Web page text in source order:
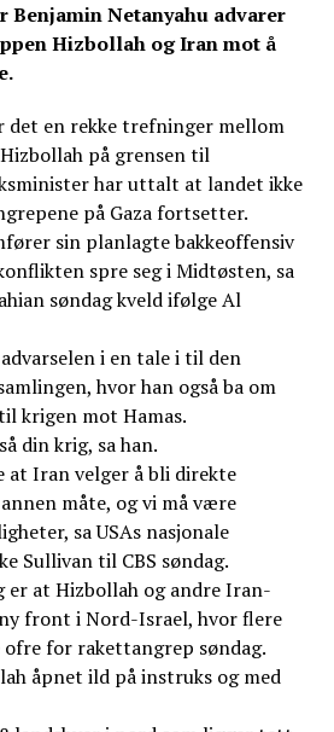
Benjamin Netanyahu advarer
Hizbollah og Iran mot å
det en rekke trefninger mellom
på grensen til
har uttalt at landet ikke
på Gaza fortsetter.
sin planlagte bakkeoffensiv
spre seg i Midtøsten, sa
søndag kveld ifølge Al
i en tale i til den
hvor han også ba om
krigen mot Hamas.
din krig, sa han.
at Iran velger å bli direkte
måte, og vi må være
sa USAs nasjonale
Sullivan til CBS søndag.
er at Hizbollah og andre Iran-
front i Nord-Israel, hvor flere
ofre for rakettangrep søndag.
åpnet ild på instruks og med